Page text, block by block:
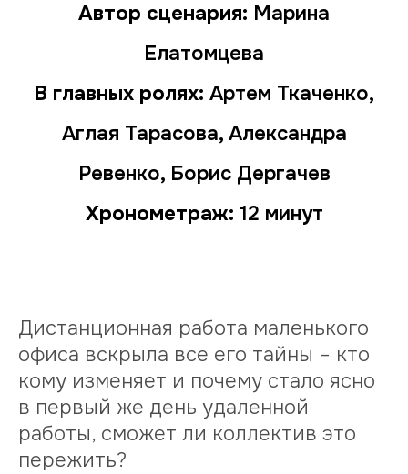
Автор сценария: Марина
Елатомцева
В главных ролях: Артем Ткаченко,
Аглая Тарасова, Александра
Ревенко, Борис Дергачев
Хронометраж: 12 минут
Дистанционная работа маленького
офиса вскрыла все его тайны – кто
кому изменяет и почему стало ясно
в первый же день удаленной
работы, сможет ли коллектив это
пережить?